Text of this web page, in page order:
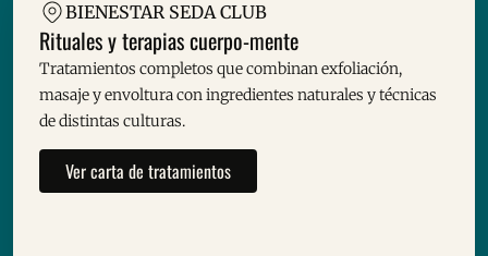
BIENESTAR SEDA CLUB
Rituales y terapias cuerpo-mente
Tratamientos completos que combinan exfoliación,
masaje y envoltura con ingredientes naturales y técnicas
de distintas culturas.
Ver carta de tratamientos